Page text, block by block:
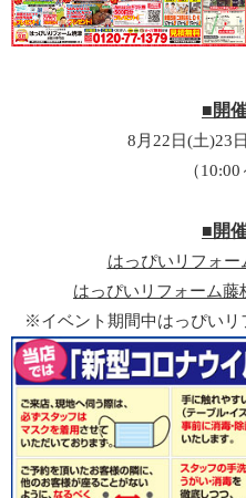
■開
8月22日(土)23
（10:00
■開
はっぴいリフォ
はっぴいリフォーム
※イベント期間中はっぴいリ